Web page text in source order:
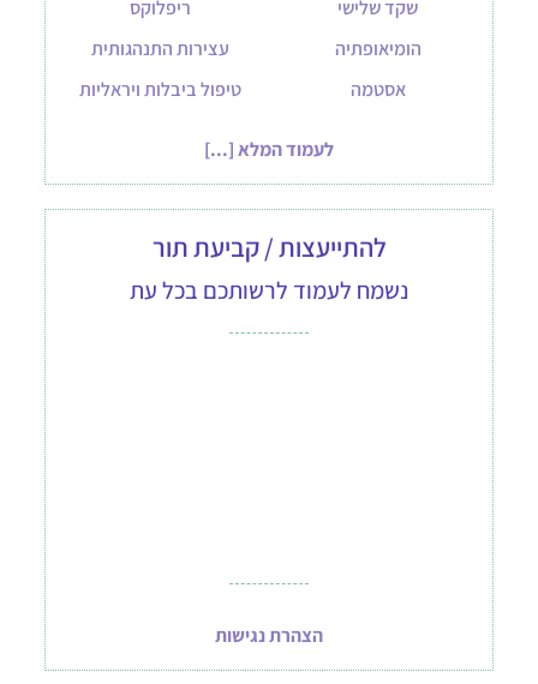
שקד שלישי
ריפלוקס
הומיאופתיה
עצירות התנהגותית
אסטמה
טיפול ביבלות ויראליות
לעמוד המלא [...]
להתייעצות / קביעת תור
נשמח לעמוד לרשותכם בכל עת
הצהרת נגישות